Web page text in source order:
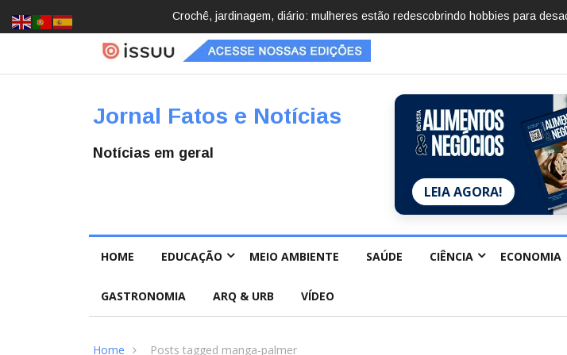
hobbies para desacelerarBrasil registra 84,2 mil desaparecimentos em 2025, diz Anuário de Segurança
Pública
Jornal Fatos e Notícias
Notícias em geral
LEIA AGORA!
HOME EDUCAÇÃO MEIO AMBIENTE SAÚDE CIÊNCIA ECONOMIA
GASTRONOMIA ARQ & URB VÍDEO
Home Posts tagged manga-palmer